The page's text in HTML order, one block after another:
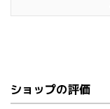
ショップの評価